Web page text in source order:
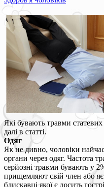
Які бувають травми
далі в статті.
Одяг
Як не дивно, чоловіки
органи через одяг. Частота
серйозні травми бувають у
прищемляют свій член або
блискавці якої є досить